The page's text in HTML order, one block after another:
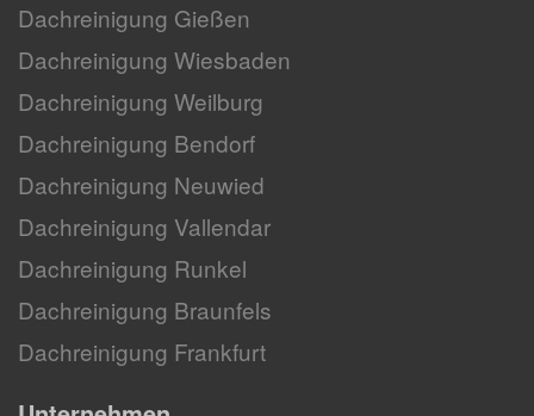
Dachreinigung Gießen
Dachreinigung Wiesbaden
Dachreinigung Weilburg
Dachreinigung Bendorf
Dachreinigung Neuwied
Dachreinigung Vallendar
Dachreinigung Runkel
Dachreinigung Braunfels
Dachreinigung Frankfurt